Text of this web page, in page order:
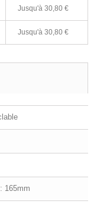
Jusqu'à 30,80 €
Jusqu'à 30,80 €
165mm